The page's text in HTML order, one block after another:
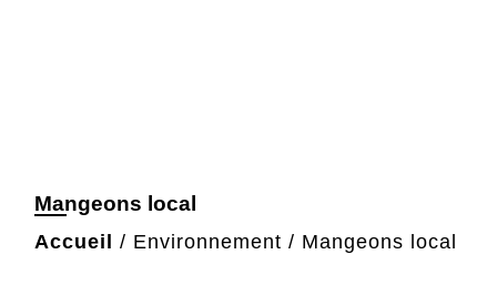
Mangeons local
Accueil / Environnement / Mangeons local